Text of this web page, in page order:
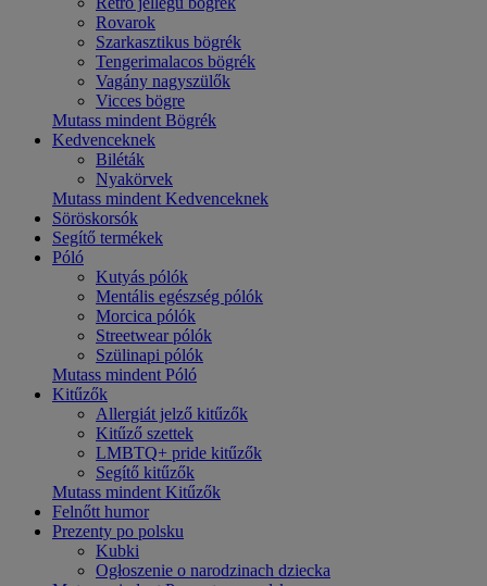
Rovarok
Szarkasztikus bögrék
Tengerimalacos bögrék
Vagány nagyszülők
Vicces bögre
Mutass mindent Bögrék
Kedvenceknek
Biléták
Nyakörvek
Mutass mindent Kedvenceknek
Söröskorsók
Segítő termékek
Póló
Kutyás pólók
Mentális egészség pólók
Morcica pólók
Streetwear pólók
Szülinapi pólók
Mutass mindent Póló
Kitűzők
Allergiát jelző kitűzők
Kitűző szettek
LMBTQ+ pride kitűzők
Segítő kitűzők
Mutass mindent Kitűzők
Felnőtt humor
Prezenty po polsku
Kubki
Ogłoszenie o narodzinach dziecka